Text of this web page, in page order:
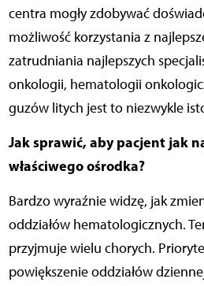
centra mogły zdobywać
możliwość korzystania z
zatrudniania najlepszych
onkologii, hematologii
guzów litych jest to niezwykle
Jak sprawić, aby pacjent jak
właściwego ośrodka?
Bardzo wyraźnie widzę, jak
oddziałów hematologicznych.
przyjmuje wielu chorych.
powiększenie oddziałów